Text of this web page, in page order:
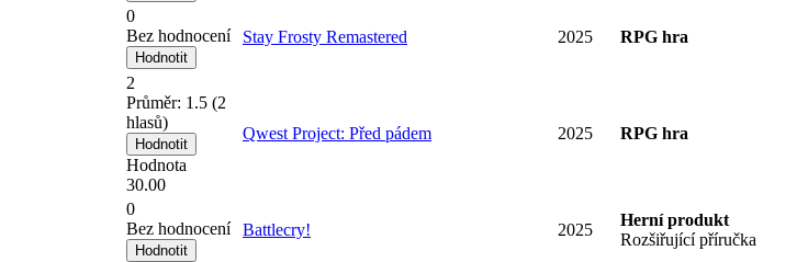
0
Bez hodnocení
Stay Frosty Remastered 2025 RPG hra
2
Průměr: 1.5 (2
hlasů)
Hodnota
30.00
Qwest Project: Před pádem 2025 RPG hra
0
Bez hodnocení
Battlecry! 2025
Herní produkt
Rozšiřující příručka